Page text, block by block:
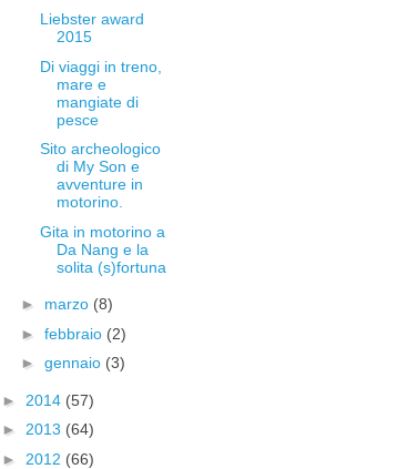
Liebster award
2015
Di viaggi in treno,
mare e
mangiate di
pesce
Sito archeologico
di My Son e
avventure in
motorino.
Gita in motorino a
Da Nang e la
solita (s)fortuna
► marzo (8)
► febbraio (2)
► gennaio (3)
► 2014 (57)
► 2013 (64)
► 2012 (66)